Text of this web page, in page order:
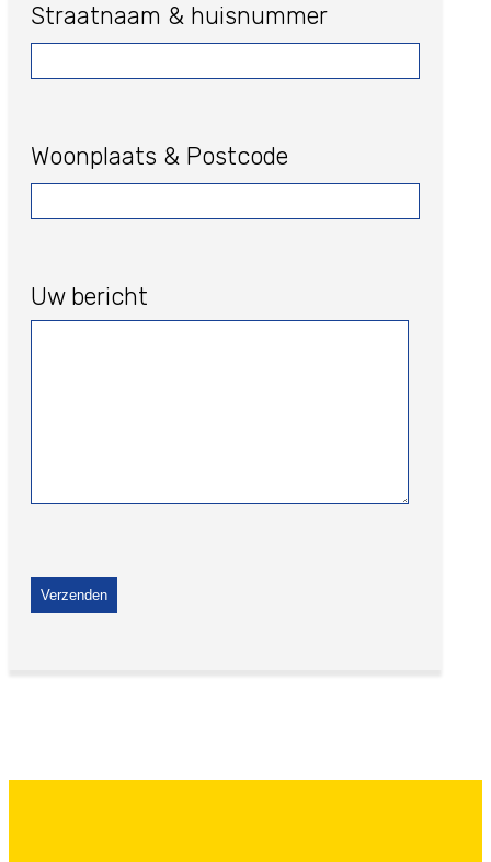
Straatnaam & huisnummer
Woonplaats & Postcode
Uw bericht